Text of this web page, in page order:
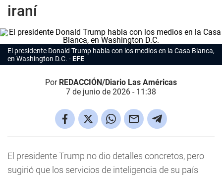
iraní
El presidente Donald Trump habla con los medios en la Casa Blanca,
en Washington D.C.
EFE
Por REDACCIÓN/Diario Las Américas
7 de junio de 2026 - 11:38
El presidente Trump no dio detalles concretos, pero
sugirió que los servicios de inteligencia de su país